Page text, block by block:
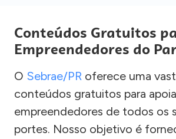
Conteúdos Gratuitos
Empreendedores do
O Sebrae/PR oferece uma
conteúdos gratuitos para
empreendedores de todos os
portes. Nosso objetivo é